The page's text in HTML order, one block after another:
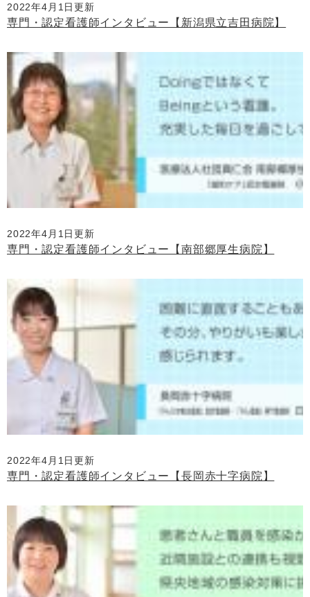
2022年4月1日更新
専門・認定看護師インタビュー【新潟県立吉田病院】
2022年4月1日更新
専門・認定看護師インタビュー【南部郷厚生病院】
2022年4月1日更新
専門・認定看護師インタビュー【長岡赤十字病院】